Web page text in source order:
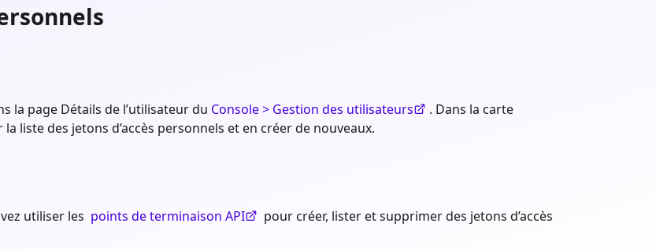
la page Détails de l’utilisateur du Console > Gestion des utilisateurs
. Dans la carte
liste des jetons d’accès personnels et en créer de nouveaux.
utiliser les points de terminaison API
pour créer, lister et supprimer des jetons d’accès